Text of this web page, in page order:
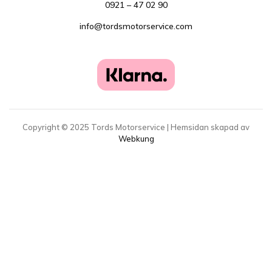
0921 – 47 02 90
info@tordsmotorservice.com
Copyright © 2025 Tords Motorservice | Hemsidan skapad av
Webkung